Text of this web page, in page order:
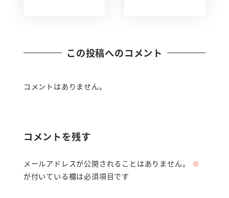
この投稿へのコメント
コメントはありません。
コメントを残す
メールアドレスが公開されることはありません。
※
が付いている欄は必須項目です